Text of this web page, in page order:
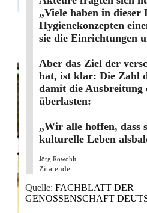
„Viele haben in
Hygienekonzepten
sie die Einrichtungen
Aber das Ziel der
hat, ist klar: Die Zahl
damit die Ausbreitung
überlasten:
„Wir alle hoffen, dass
kulturelle Leben
Jörg Rowohlt
Zitatende
Quelle: FACHBLATT DER
GENOSSENSCHAFT